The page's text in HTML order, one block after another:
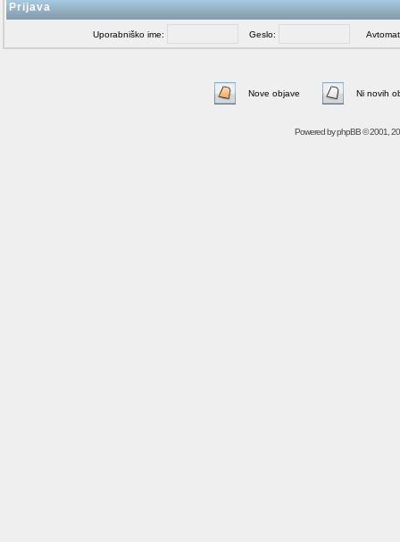
Prijava
Uporabniško ime: Geslo:
Nove objave Ni novih
Powered byphpBB© 2001,